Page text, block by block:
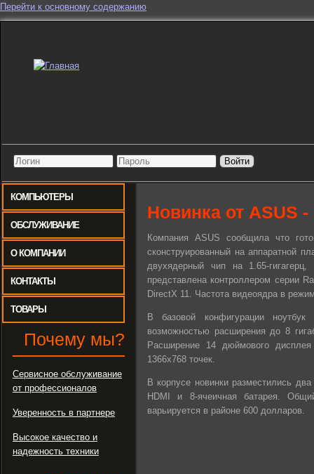
Перейти к основному содержанию
КОМПЬЮТЕРЫ
ОБСЛУЖИВАНИЕ
О КОМПАНИИ
КОНТАКТЫ
ТОВАРЫ
Почему мы?
Сервисное обслуживание
от профессионалов
Уверенность в партнере
Высокое качество и
надежность техники
Новинка от ASUS -
Компания ASUS сообщила что
сконструированный на аппаратной
двухядерный чип на 1.65-
представлена контроллером серии
DirectX 11. Частота видеоядра в
В базовой конфигурации
возможностью расширения до 8
Расширение 14 дюймового
1366х768 точек.
В корпусе новинки разместились
HDMI и 8-ячеичная батарея.
варьируется в районе 600 долларов.